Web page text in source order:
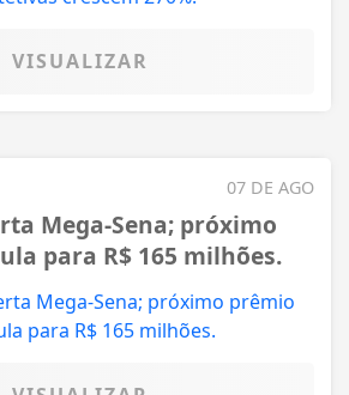
VISUALIZAR
07 DE AGO
Mega-Sena; próximo
para R$ 165 milhões.